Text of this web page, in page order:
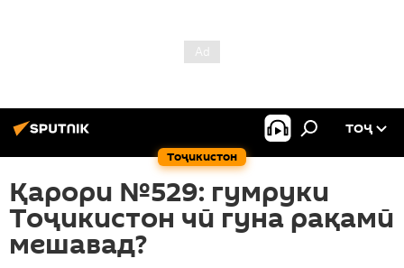
Тоҷикистон
ТОҶ
Қарори №529: гумруки
Тоҷикистон чӣ гуна рақамӣ
мешавад?